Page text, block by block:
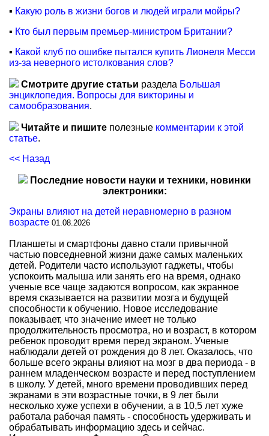
▪ Какую роль в жизни богов и людей играли мойры?
▪ Кто был первым премьер-министром Британии?
▪ Какой клуб по ошибке пытался купить Лионеля Месси
из-за неверного истолкования слов?
Смотрите другие статьи раздела Большая
энциклопедия. Вопросы для викторины и
самообразования.
Читайте и пишите полезные комментарии к этой
статье.
<< Назад
Последние новости науки и техники, новинки
электроники:
Экраны влияют на детей неравномерно в разном
возрасте 01.08.2026
Планшеты и смартфоны давно стали привычной
частью повседневной жизни даже самых маленьких
детей. Родители часто используют гаджеты, чтобы
успокоить малыша или занять его на время, однако
ученые все чаще задаются вопросом, как экранное
время сказывается на развитии мозга и будущей
способности к обучению. Новое исследование
показывает, что значение имеет не только
продолжительность просмотра, но и возраст, в котором
ребенок проводит время перед экраном. Ученые
наблюдали детей от рождения до 8 лет. Оказалось, что
больше всего экраны влияют на мозг в два периода - в
раннем младенческом возрасте и перед поступлением
в школу. У детей, много времени проводивших перед
экранами в эти возрастные точки, в 9 лет были
несколько хуже успехи в обучении, а в 10,5 лет хуже
работала рабочая память - способность удерживать и
обрабатывать информацию здесь и сейчас.